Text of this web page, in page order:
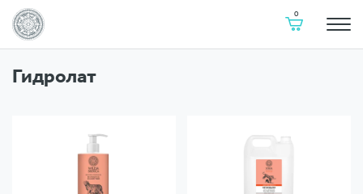
к
Natura
Siberica
Estonia
Корзина
0
Гидролат